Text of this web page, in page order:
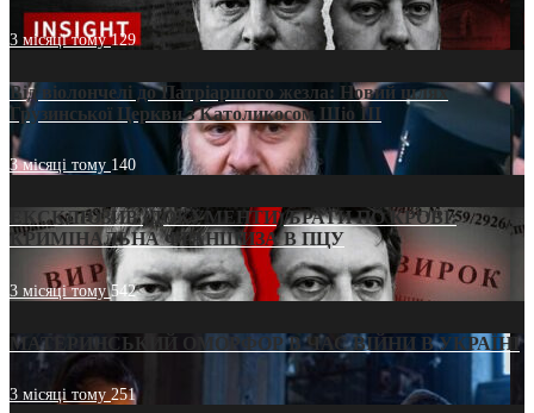
3 місяці тому129
Від віолончелі до Патріаршого жезла: Новий шлях
Грузинської Церкви з Католикосом Шіо III
3 місяці тому 140
ЕКСКЛЮЗИВ (ДОКУМЕНТИ)/БРАТИ ПО КРОВІ:
КРИМІНАЛЬНА ФРАНШИЗА В ПЦУ
3 місяці тому542
МАТЕРИНСЬКИЙ ОМОРФОР В ЧАС ВІЙНИ В УКРАЇНІ
3 місяці тому251